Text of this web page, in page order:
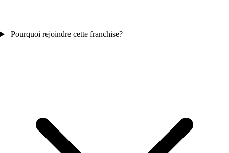
Pourquoi rejoindre cette franchise?